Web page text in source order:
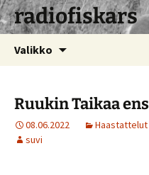
radiofiskars
Valikko
Ruukin Taikaa
08.06.2022 Haastattelut
suvi